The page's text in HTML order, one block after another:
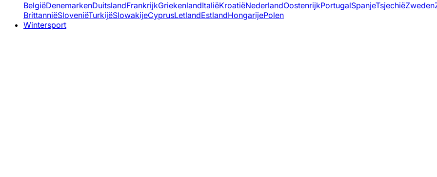
BelgiëDenemarkenDuitslandFrankrijkGriekenlandItaliëKroatiëNederlandOostenrijkPortugalSpanjeTsjechiëZweden
BrittanniëSloveniëTurkijëSlowakijeCyprusLetlandEstlandHongarijePolen
Wintersport